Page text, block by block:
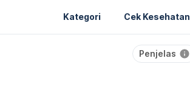
Kategori Cek Kesehatan
Penjelas